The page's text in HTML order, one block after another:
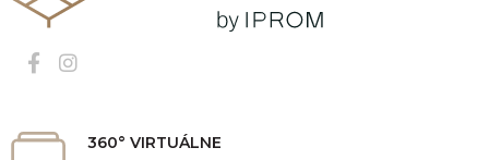
360° VIRTUÁLNE